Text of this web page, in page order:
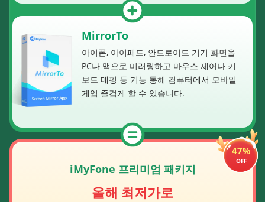
MirrorTo
아이폰, 아이패드, 안드로이드 기기 화면을
PC나 맥으로 미러링하고 마우스 제어나 키
보드 매핑 등 기능 통해 컴퓨터에서 모바일
게임 즐겁게 할 수 있습니다.
47%
OFF
iMyFone 프리미엄 패키지
올해 최저가로